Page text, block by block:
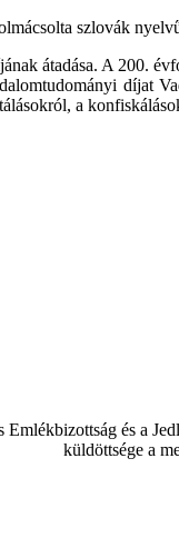
szlovák
átadása. A 200.
díjat
a
Emlékbizottság és a
küldöttsége a